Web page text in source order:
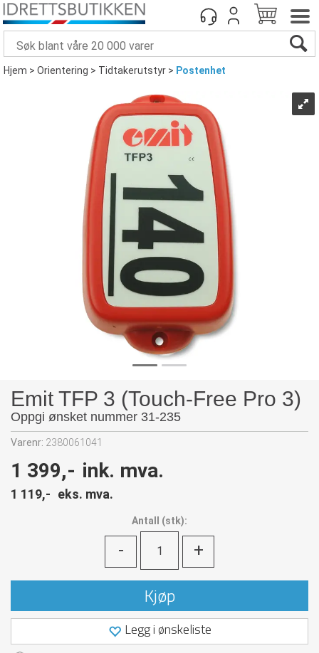
Hjem>Orientering>Tidtakerutstyr> Postenhet
Emit TFP 3 (Touch-Free Pro 3)
Oppgi ønsket nummer 31-235
Varenr: 2380061041
1 399,- ink. mva.
1 119,- eks. mva.
Antall (stk):
- +
Kjøp
Legg i ønskeliste